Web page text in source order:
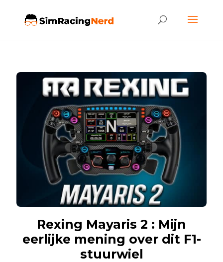
Rexing Mayaris 2 : Mijn
eerlijke mening over dit F1-
stuurwiel